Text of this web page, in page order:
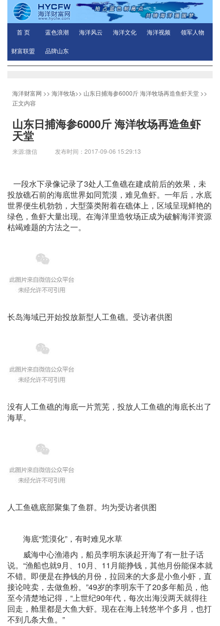
首 页 蓝色浪潮 海洋风云 海洋文化 海洋视频 领军人物
财富联盟 品牌山东
海洋财富网 >> 海洋牧场>> 山东日捕海参6000斤 海洋牧场再造鱼虾天堂 >>
正文内容
山东日捕海参6000斤 海洋牧场再造鱼虾
天堂
来源:微信 发布时间：2017-09-06 15:29:13
一段水下录像记录了3处人工鱼礁在建成前后的效果，未
投放礁石前的海底世界如同荒漠，难见鱼虾。一年后，水底
世界便生机勃勃，大型藻类附着在礁体上，区域呈现鲜艳的
绿色，鱼虾大量出现。在海洋里造牧场正成为破解海洋资源
枯竭难题的方法之一。
长岛海域已开始投放新型人工鱼礁。受访者供图
没有人工鱼礁的海底一片荒芜，投放人工鱼礁的海底长出了
海草。
人工鱼礁底部聚集了鱼群。均为受访者供图
海底“荒漠化”，有时难见水草
威海中心渔港内，船员李明东谈起开海了有一肚子话
说。“渔船也就9月、10月、11月能挣钱，其他月份能保本就
不错。即便是在挣钱的月份，拉回来的大多是小鱼小虾，直
接论吨卖，去做鱼粉。”49岁的李明东干了20多年船员，他
至今清楚地记得，“上世纪90年代，每次出海没两天就得往
回走，舱里都是大鱼大虾。现在在海上转悠半个多月，也打
不到几条大鱼。”